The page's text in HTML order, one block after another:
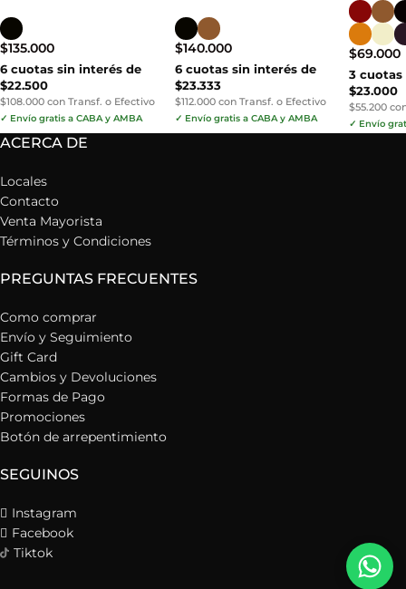
$135.000
6 cuotas sin interés de
$22.500
$108.000 con Transf. o Efectivo
✓ Envío gratis a CABA y AMBA
$140.000
6 cuotas sin interés de
$23.333
$112.000 con Transf. o Efectivo
✓ Envío gratis a CABA y AMBA
$69.000
3 cuotas
$23.000
$55.200
✓ Envío
ACERCA DE
Locales
Contacto
Venta Mayorista
Términos y Condiciones
PREGUNTAS FRECUENTES
Como comprar
Envío y Seguimiento
Gift Card
Cambios y Devoluciones
Formas de Pago
Promociones
Botón de arrepentimiento
SEGUINOS
Instagram
Facebook
Tiktok